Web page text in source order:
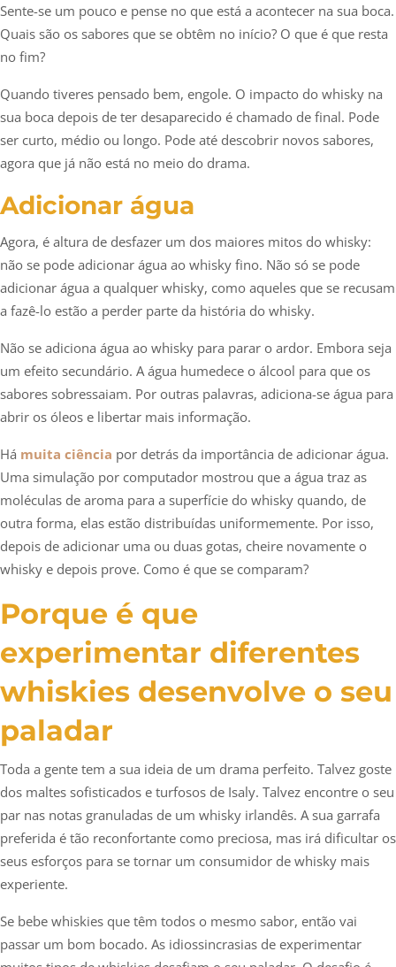
Sente-se um pouco e pense no que está a acontecer na sua boca.
Quais são os sabores que se obtêm no início? O que é que resta
no fim?
Quando tiveres pensado bem, engole. O impacto do whisky na
sua boca depois de ter desaparecido é chamado de final. Pode
ser curto, médio ou longo. Pode até descobrir novos sabores,
agora que já não está no meio do drama.
Adicionar água
Agora, é altura de desfazer um dos maiores mitos do whisky:
não se pode adicionar água ao whisky fino. Não só se pode
adicionar água a qualquer whisky, como aqueles que se recusam
a fazê-lo estão a perder parte da história do whisky.
Não se adiciona água ao whisky para parar o ardor. Embora seja
um efeito secundário. A água humedece o álcool para que os
sabores sobressaiam. Por outras palavras, adiciona-se água para
abrir os óleos e libertar mais informação.
Há muita ciência por detrás da importância de adicionar água.
Uma simulação por computador mostrou que a água traz as
moléculas de aroma para a superfície do whisky quando, de
outra forma, elas estão distribuídas uniformemente. Por isso,
depois de adicionar uma ou duas gotas, cheire novamente o
whisky e depois prove. Como é que se comparam?
Porque é que
experimentar diferentes
whiskies desenvolve o seu
paladar
Toda a gente tem a sua ideia de um drama perfeito. Talvez goste
dos maltes sofisticados e turfosos de Isaly. Talvez encontre o seu
par nas notas granuladas de um whisky irlandês. A sua garrafa
preferida é tão reconfortante como preciosa, mas irá dificultar os
seus esforços para se tornar um consumidor de whisky mais
experiente.
Se bebe whiskies que têm todos o mesmo sabor, então vai
passar um bom bocado. As idiossincrasias de experimentar